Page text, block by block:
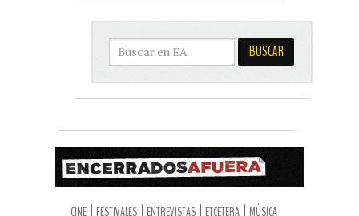
CINE FESTIVALES ENTREVISTAS ETCÉTERA MÚSICA